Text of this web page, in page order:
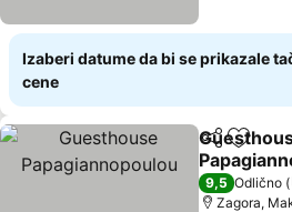
Izaberi datume da bi se prikazale
cene
Deli
Pogledaj
9,5 Odlično
Zagora,